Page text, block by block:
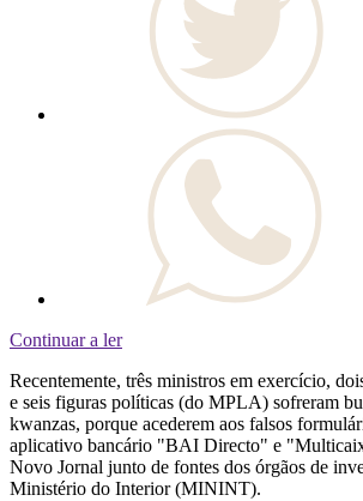
Continuar a ler
Recentemente, três ministros em exercício,
e seis figuras políticas (do MPLA) sofreram
kwanzas, porque acederem aos falsos
aplicativo bancário "BAI Directo" e
Novo Jornal junto de fontes dos órgãos de
Ministério do Interior (MININT).